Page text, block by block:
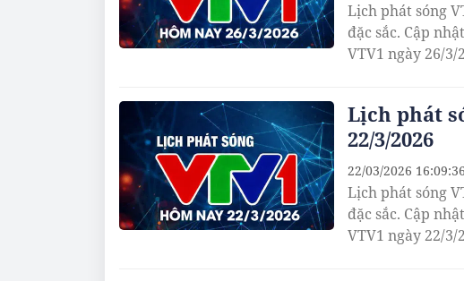
Lịch phát sóng
đặc sắc. Cập
VTV1 ngày 26/3/
Lịch phát
22/3/2026
Lịch phát sóng
đặc sắc. Cập
VTV1 ngày 22/3/
22/03/2026 16:09:36